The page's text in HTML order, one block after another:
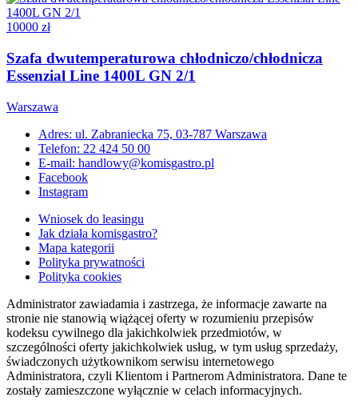
10000 zł
Szafa dwutemperaturowa chłodniczo/chłodnicza
Essenzial Line 1400L GN 2/1
Warszawa
Adres: ul. Zabraniecka 75, 03-787 Warszawa
Telefon: 22 424 50 00
E-mail: handlowy@komisgastro.pl
Facebook
Instagram
Wniosek do leasingu
Jak działa komisgastro?
Mapa kategorii
Polityka prywatności
Polityka cookies
Administrator zawiadamia i zastrzega, że informacje zawarte na
stronie nie stanowią wiążącej oferty w rozumieniu przepisów
kodeksu cywilnego dla jakichkolwiek przedmiotów, w
szczególności oferty jakichkolwiek usług, w tym usług sprzedaży,
świadczonych użytkownikom serwisu internetowego
Administratora, czyli Klientom i Partnerom Administratora. Dane te
zostały zamieszczone wyłącznie w celach informacyjnych.